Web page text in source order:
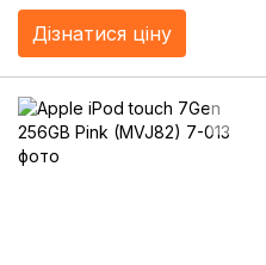
Дізнатися ціну